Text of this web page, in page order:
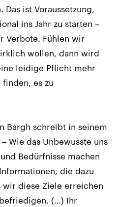
ist Voraussetzung,
ins Jahr zu starten –
Verbote. Fühlen wir
wollen, dann wird
leidige Pflicht mehr
es zu
Bargh schreibt in seinem
Wie das Unbewusste uns
Bedürfnisse machen
die dazu
wir diese Ziele erreichen
(…) Ihr